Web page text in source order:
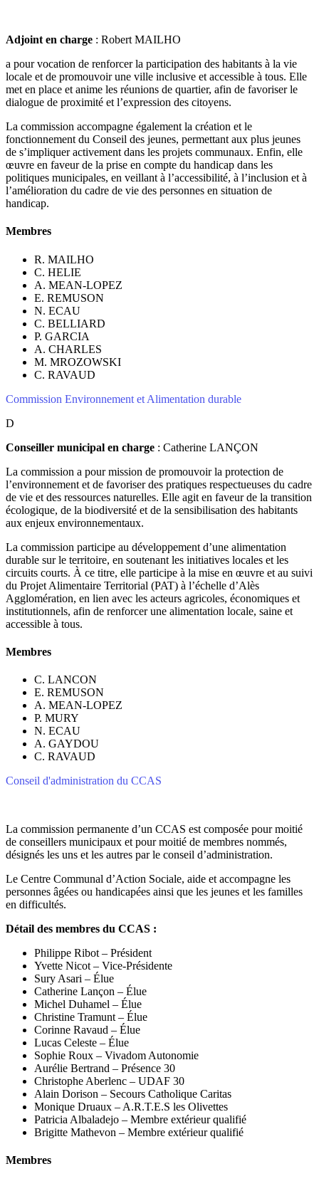
Adjoint en charge : Robert MAILHO
a pour vocation de renforcer la participation des habitants à la vie
locale et de promouvoir une ville inclusive et accessible à tous. Elle
met en place et anime les réunions de quartier, afin de favoriser le
dialogue de proximité et l’expression des citoyens.
La commission accompagne également la création et le
fonctionnement du Conseil des jeunes, permettant aux plus jeunes
de s’impliquer activement dans les projets communaux. Enfin, elle
œuvre en faveur de la prise en compte du handicap dans les
politiques municipales, en veillant à l’accessibilité, à l’inclusion et à
l’amélioration du cadre de vie des personnes en situation de
handicap.
Membres
R. MAILHO
C. HELIE
A. MEAN-LOPEZ
E. REMUSON
N. ECAU
C. BELLIARD
P. GARCIA
A. CHARLES
M. MROZOWSKI
C. RAVAUD
Commission Environnement et Alimentation durable
D
Conseiller municipal en charge : Catherine LANÇON
La commission a pour mission de promouvoir la protection de
l’environnement et de favoriser des pratiques respectueuses du cadre
de vie et des ressources naturelles. Elle agit en faveur de la transition
écologique, de la biodiversité et de la sensibilisation des habitants
aux enjeux environnementaux.
La commission participe au développement d’une alimentation
durable sur le territoire, en soutenant les initiatives locales et les
circuits courts. À ce titre, elle participe à la mise en œuvre et au suivi
du Projet Alimentaire Territorial (PAT) à l’échelle d’Alès
Agglomération, en lien avec les acteurs agricoles, économiques et
institutionnels, afin de renforcer une alimentation locale, saine et
accessible à tous.
Membres
C. LANCON
E. REMUSON
A. MEAN-LOPEZ
P. MURY
N. ECAU
A. GAYDOU
C. RAVAUD
Conseil d'administration du CCAS
La commission permanente d’un CCAS est composée pour moitié
de conseillers municipaux et pour moitié de membres nommés,
désignés les uns et les autres par le conseil d’administration.
Le Centre Communal d’Action Sociale, aide et accompagne les
personnes âgées ou handicapées ainsi que les jeunes et les familles
en difficultés.
Détail des membres du CCAS :
Philippe Ribot – Président
Yvette Nicot – Vice-Présidente
Sury Asari – Élue
Catherine Lançon – Élue
Michel Duhamel – Élue
Christine Tramunt – Élue
Corinne Ravaud – Élue
Lucas Celeste – Élue
Sophie Roux – Vivadom Autonomie
Aurélie Bertrand – Présence 30
Christophe Aberlenc – UDAF 30
Alain Dorison – Secours Catholique Caritas
Monique Druaux – A.R.T.E.S les Olivettes
Patricia Albaladejo – Membre extérieur qualifié
Brigitte Mathevon – Membre extérieur qualifié
Membres